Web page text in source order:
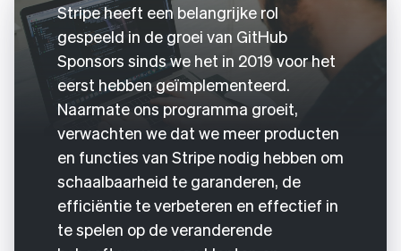
Stripe heeft een belangrijke rol
gespeeld in de groei van GitHub
Sponsors sinds we het in 2019 voor het
eerst hebben geïmplementeerd.
Naarmate ons programma groeit,
verwachten we dat we meer producten
en functies van Stripe nodig hebben om
schaalbaarheid te garanderen, de
efficiëntie te verbeteren en effectief in
te spelen op de veranderende